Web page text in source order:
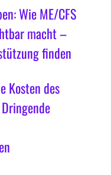
Wie ME/CFS
macht –
finden
Kosten des